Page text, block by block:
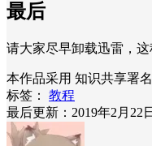
最后
请大家尽早卸载迅雷，这
本作品采用 知识共享署
标签：
教程
最后更新：2019年2月22日